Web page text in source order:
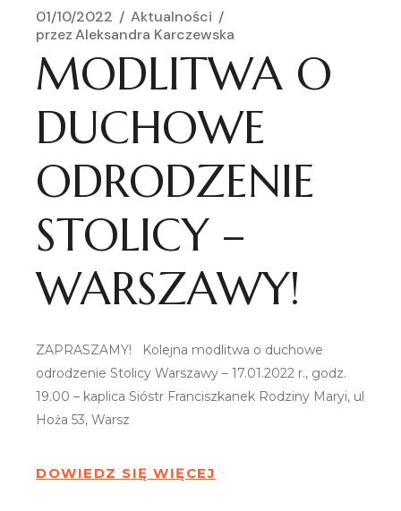
01/10/2022
Aktualności
przez Aleksandra Karczewska
MODLITWA O
DUCHOWE
ODRODZENIE
STOLICY –
WARSZAWY!
ZAPRASZAMY! Kolejna modlitwa o duchowe
odrodzenie Stolicy Warszawy – 17.01.2022 r., godz.
19.00 – kaplica Sióstr Franciszkanek Rodziny Maryi, ul
Hoża 53, Warsz
DOWIEDZ SIĘ WIĘCEJ